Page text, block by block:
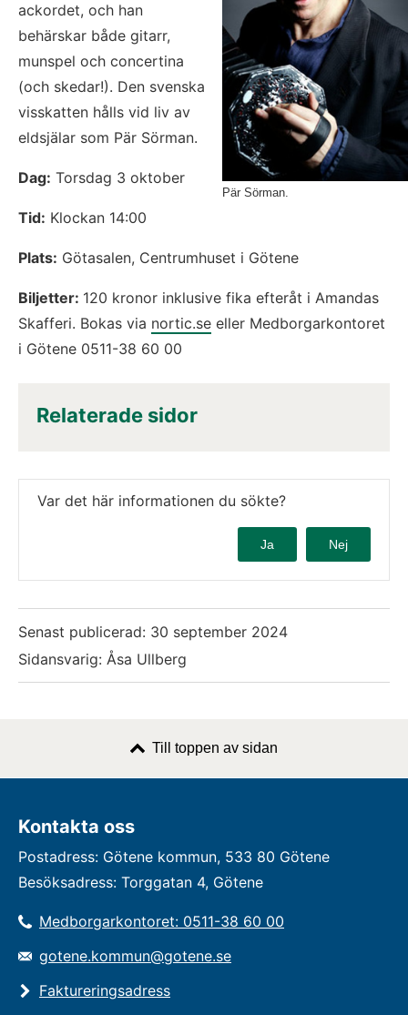
Pär Sörman.
ackordet, och han
behärskar både gitarr,
munspel och concertina
(och skedar!). Den svenska
visskatten hålls vid liv av
eldsjälar som Pär Sörman.
Dag: Torsdag 3 oktober
Tid: Klockan 14:00
Plats: Götasalen, Centrumhuset i Götene
Biljetter: 120 kronor inklusive fika efteråt i Amandas
Skafferi. Bokas via nortic.se eller Medborgarkontoret
i Götene 0511-38 60 00
Relaterade sidor
Var det här informationen du sökte?
Ja Nej
Senast publicerad: 30 september 2024
Sidansvarig: Åsa Ullberg
Till toppen av sidan
Kontakta oss
Postadress: Götene kommun, 533 80 Götene
Besöksadress: Torggatan 4, Götene
Medborgarkontoret: 0511-38 60 00
gotene.kommun@gotene.se
Faktureringsadress